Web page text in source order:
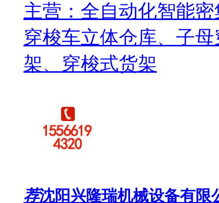
主营：全自动化智能
穿梭车立体仓库、子
架、穿梭式货架
荐沈阳兴隆瑞机械设备有限